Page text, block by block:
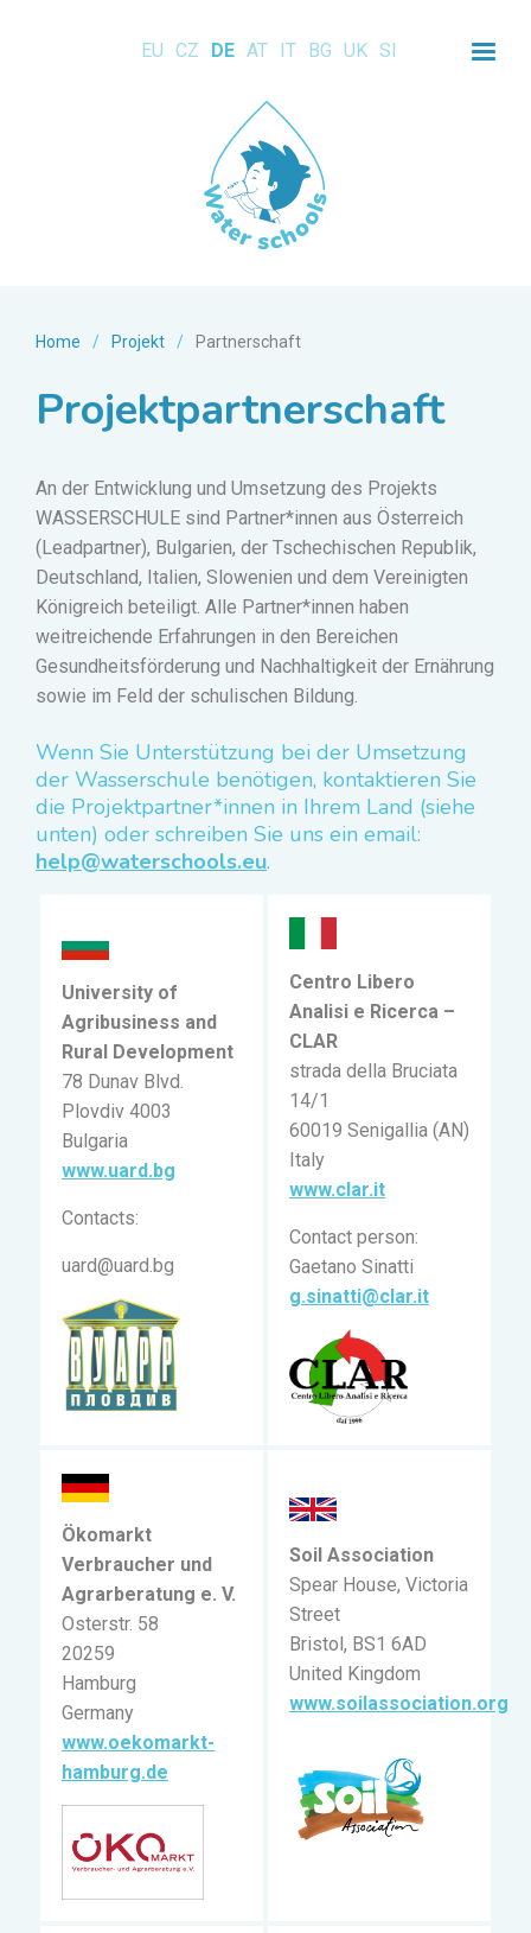
EU CZ DE AT IT BG UK SI
Home / Projekt / Partnerschaft
Projektpartnerschaft
An der Entwicklung und Umsetzung des Projekts
WASSERSCHULE sind Partner*innen aus Österreich
(Leadpartner), Bulgarien, der Tschechischen Republik,
Deutschland, Italien, Slowenien und dem Vereinigten
Königreich beteiligt. Alle Partner*innen haben
weitreichende Erfahrungen in den Bereichen
Gesundheitsförderung und Nachhaltigkeit der Ernährung
sowie im Feld der schulischen Bildung.
Wenn Sie Unterstützung bei der Umsetzung
der Wasserschule benötigen, kontaktieren Sie
die Projektpartner*innen in Ihrem Land (siehe
unten) oder schreiben Sie uns ein email:
help@waterschools.eu.
University of
Agribusiness and
Rural Development
78 Dunav Blvd.
Plovdiv 4003
Bulgaria
www.uard.bg
Contacts:
uard@uard.bg
Centro Libero
Analisi e Ricerca –
CLAR
strada della Bruciata
14/1
60019 Senigallia (AN)
Italy
www.clar.it
Contact person:
Gaetano Sinatti
g.sinatti@clar.it
Ökomarkt
Verbraucher und
Agrarberatung e. V.
Osterstr. 58
20259
Hamburg
Germany
www.oekomarkt-
hamburg.de
Soil Association
Spear House, Victoria
Street
Bristol, BS1 6AD
United Kingdom
www.soilassociation.org